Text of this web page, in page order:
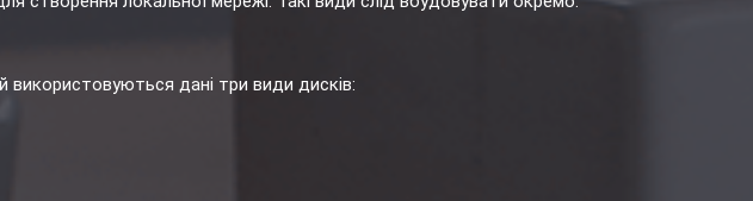
використовуються дані три види дисків: